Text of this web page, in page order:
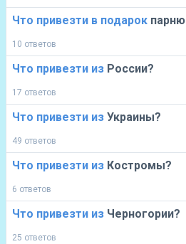
Что привезти в подарок парню
10 ответов
Что привезти из России?
17 ответов
Что привезти из Украины?
49 ответов
Что привезти из Костромы?
6 ответов
Что привезти из Черногории?
25 ответов